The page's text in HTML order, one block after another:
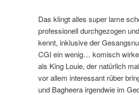
Das klingt alles super lame
professionell durchgezogen
kennt, inklusive der
CGI ein wenig… komisch
als King Louie, der natürlich
vor allem interessant rüber
und Bagheera irgendwie im